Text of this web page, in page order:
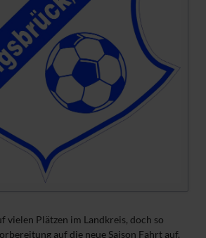
vielen Plätzen im Landkreis, doch so
auf die neue Saison Fahrt auf.